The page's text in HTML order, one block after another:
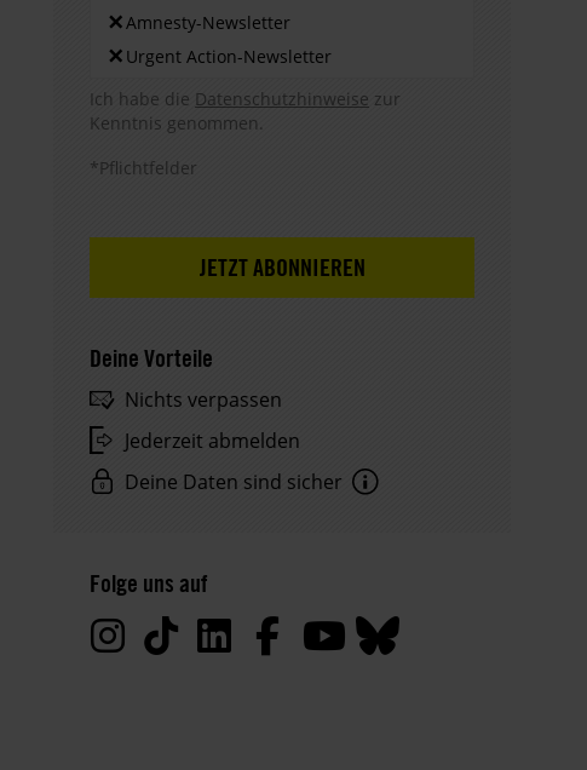
×Amnesty-Newsletter
× Urgent Action-Newsletter
Hinweis DSE
Ich habe die Datenschutzhinweise zur
Kenntnis genommen.
*Pflichtfelder
Deine Vorteile
Nichts verpassen
Jederzeit abmelden
Deine Daten sind sicher
Daten
werden
Folge uns auf